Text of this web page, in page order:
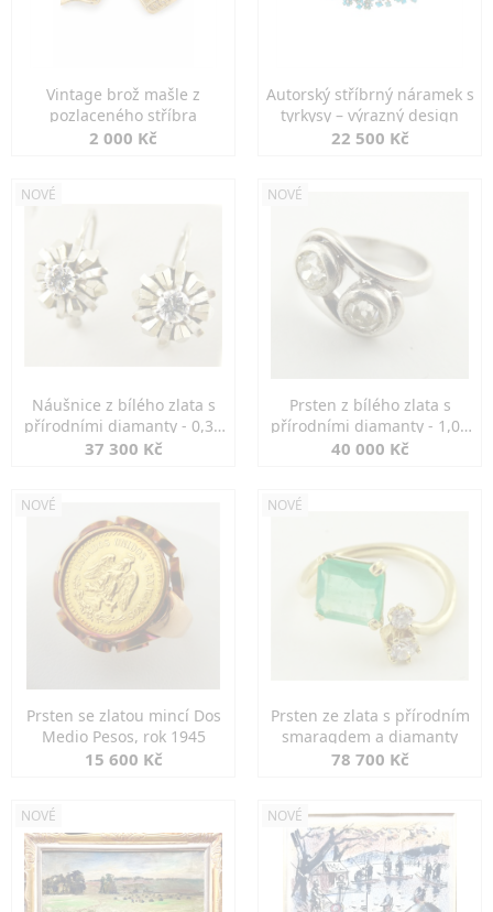
Vintage brož mašle z
pozlaceného stříbra
2 000 Kč
Autorský stříbrný náramek s
tyrkysy – výrazný design
22 500 Kč
NOVÉ
Náušnice z bílého zlata s
přírodními diamanty - 0,30
ct
37 300 Kč
NOVÉ
Prsten z bílého zlata s
přírodními diamanty - 1,00
ct
40 000 Kč
NOVÉ
Prsten se zlatou mincí Dos
Medio Pesos, rok 1945
15 600 Kč
NOVÉ
Prsten ze zlata s přírodním
smaragdem a diamanty
78 700 Kč
NOVÉ NOVÉ